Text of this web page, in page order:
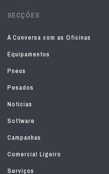
SECÇÕES
À Conversa com as Oficinas
Equipamentos
Pneus
Pesados
Notícias
Software
Campanhas
Comercial Ligeiro
Serviços